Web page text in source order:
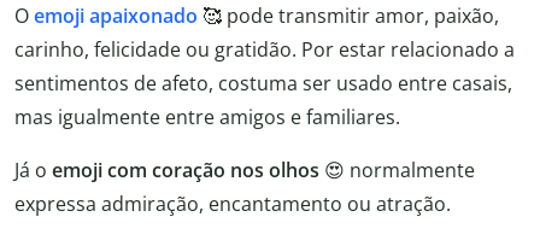
Oemoji apaixonado 🥰 pode transmitir amor, paixão,
carinho, felicidade ou gratidão. Por estar relacionado a
sentimentos de afeto, costuma ser usado entre casais,
mas igualmente entre amigos e familiares.
Já o emoji com coração nos olhos 😍 normalmente
expressa admiração, encantamento ou atração.